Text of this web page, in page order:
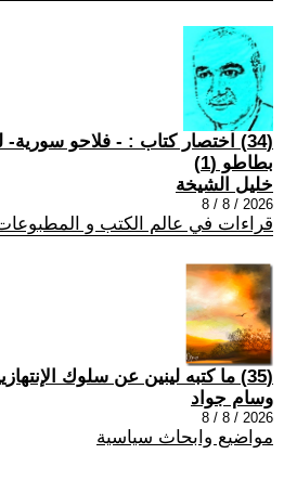
(34) اختصار كتاب : - فلاحو سورية-
بطاطو (1)
خليل الشيخة
2026 / 8 / 8
قراءات في عالم الكتب و
(35) ما كتبه لينين عن سلوك الإنتهازيين
وسام جواد
2026 / 8 / 8
مواضيع وابحاث سياسية